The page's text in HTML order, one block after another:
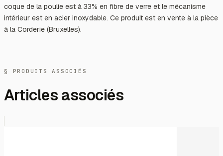
coque de la poulie est à 33% en fibre de verre et le mécanisme
intérieur est en acier inoxydable. Ce produit est en vente à la pièce
à la Corderie (Bruxelles).
§ PRODUITS ASSOCIÉS
Articles associés